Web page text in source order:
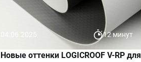
04.06.2025
Новые оттенки LOGICROOF V-RP для
12 минут